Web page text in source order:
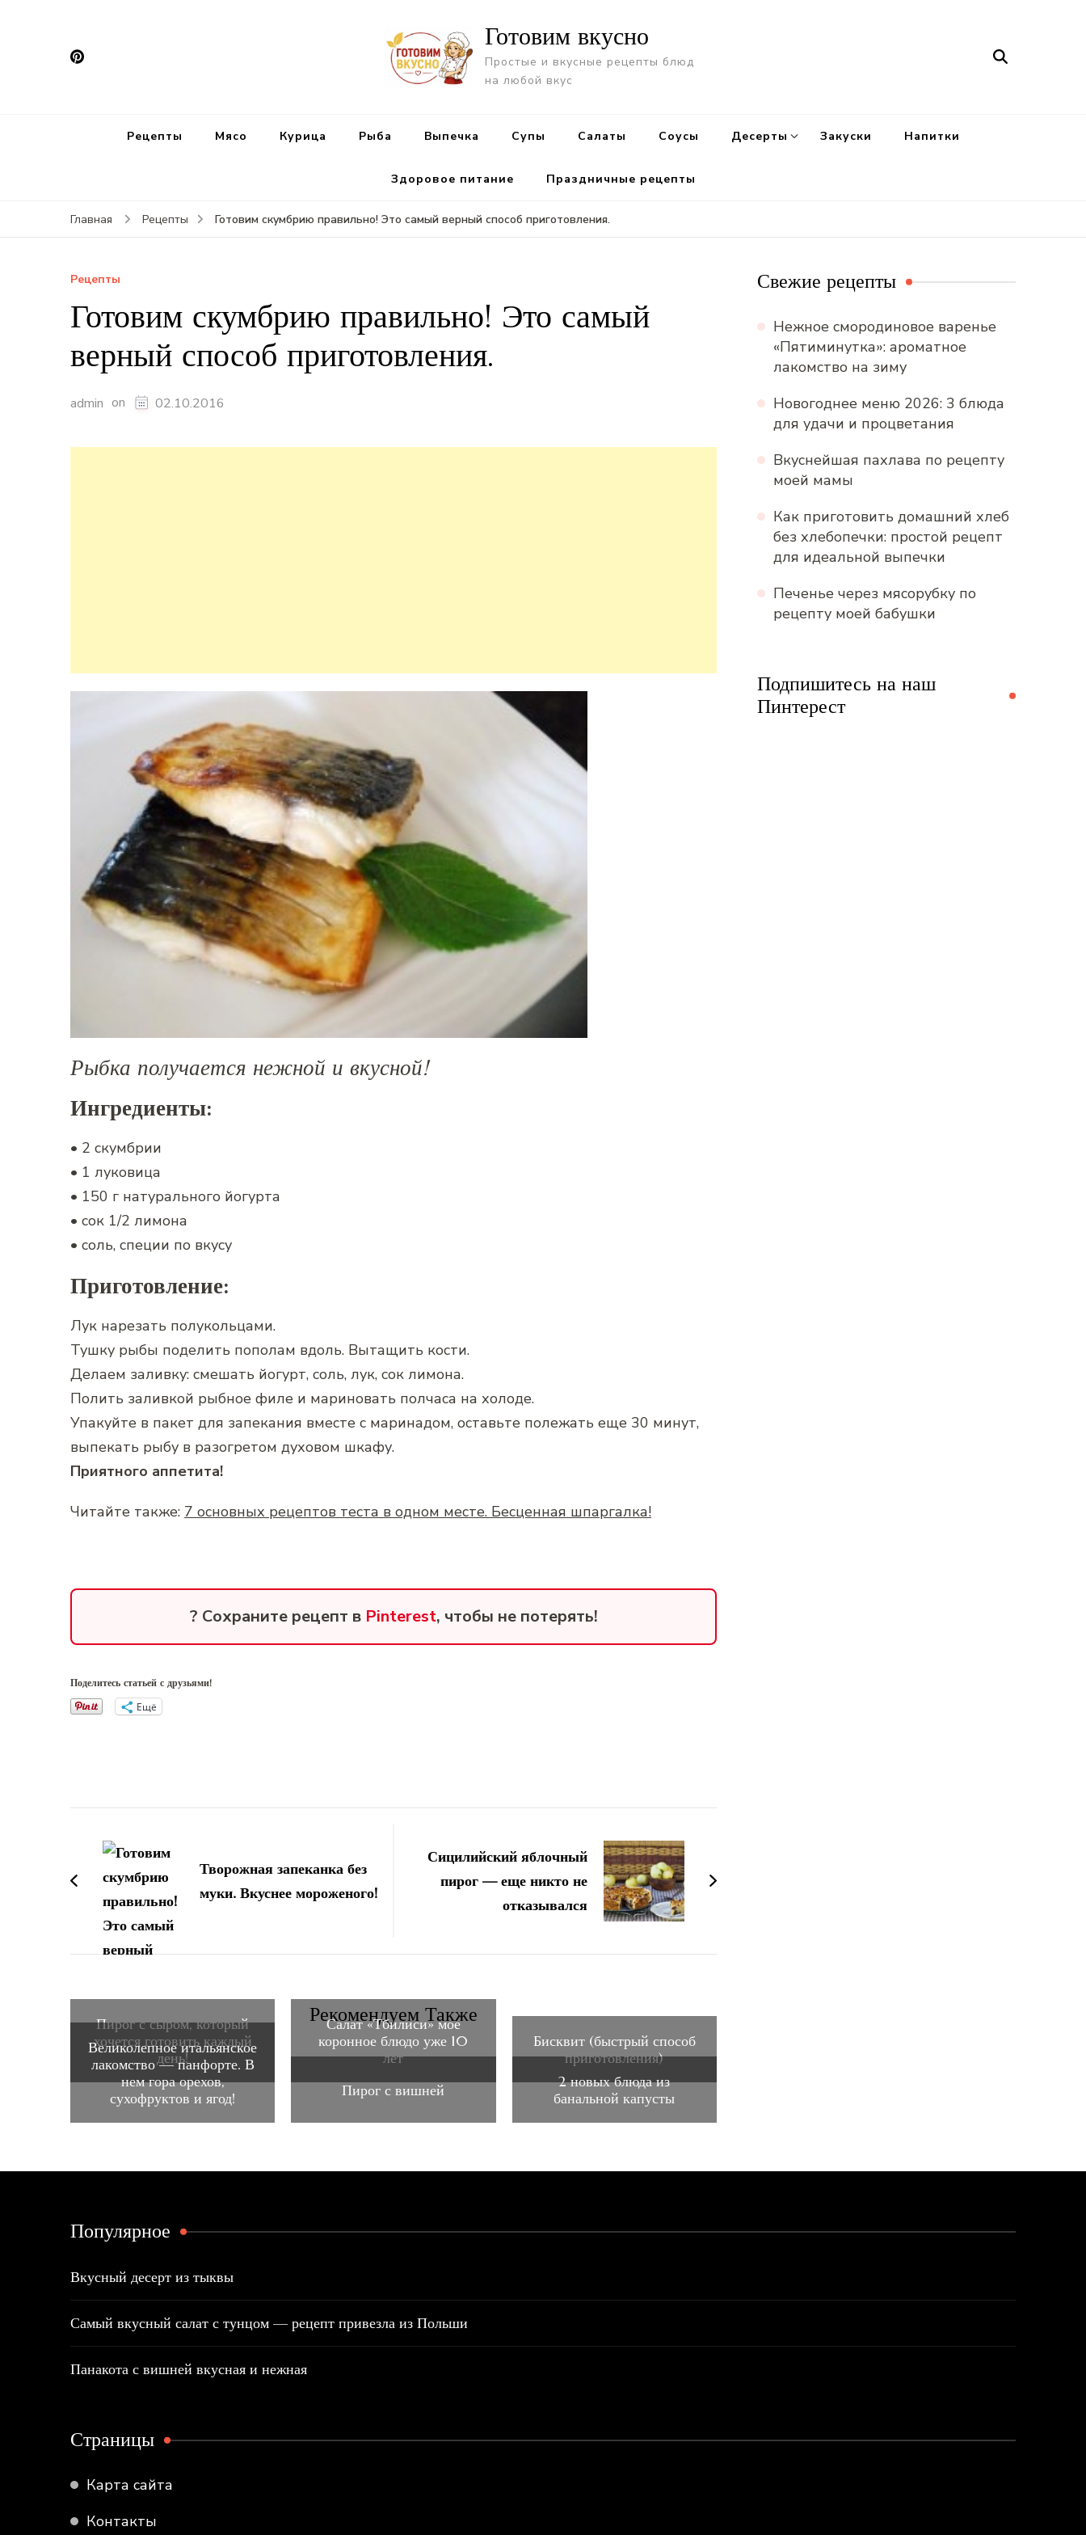
Готовим вкусно
Простые и вкусные рецепты блюд
на любой вкус
Рецепты Мясо Курица Рыба Выпечка Супы Салаты Cоусы Десерты Закуски Напитки
Здоровое питание Праздничные рецепты
Главная Рецепты Готовим скумбрию правильно! Это самый верный способ приготовления.
Рецепты
Готовим скумбрию правильно! Это самый
верный способ приготовления.
admin on 02.10.2016
Рыбка получается нежной и вкусной!
Ингредиенты:
• 2 скумбрии
• 1 луковица
• 150 г натурального йогурта
• сок 1/2 лимона
• соль, специи по вкусу
Приготовление:
Лук нарезать полукольцами.
Тушку рыбы поделить пополам вдоль. Вытащить кости.
Делаем заливку: смешать йогурт, соль, лук, сок лимона.
Полить заливкой рыбное филе и мариновать полчаса на холоде.
Упакуйте в пакет для запекания вместе с маринадом, оставьте полежать еще 30 минут,
выпекать рыбу в разогретом духовом шкафу.
Приятного аппетита!
Читайте также: 7 основных рецептов теста в одном месте. Бесценная шпаргалка!
? Сохраните рецепт в Pinterest, чтобы не потерять!
Поделитесь статьей с друзьями!
Ещё
записям
Творожная запеканка без
муки. Вкуснее мороженого!
Сицилийский яблочный
пирог — еще никто не
отказывался
Рекомендуем Также
Пирог с сыром, который
хочется готовить каждый
день!
Салат «Тбилиси» мое
коронное блюдо уже 10
лет
Бисквит (быстрый способ
приготовления)
Великолепное итальянское
лакомство — панфорте. В
нем гора орехов,
сухофруктов и ягод!
Пирог с вишней
2 новых блюда из
банальной капусты
Свежие рецепты
Нежное смородиновое варенье
«Пятиминутка»: ароматное
лакомство на зиму
Новогоднее меню 2026: 3 блюда
для удачи и процветания
Вкуснейшая пахлава по рецепту
моей мамы
Как приготовить домашний хлеб
без хлебопечки: простой рецепт
для идеальной выпечки
Печенье через мясорубку по
рецепту моей бабушки
Подпишитесь на наш
Пинтерест
Популярное
Вкусный десерт из тыквы
Самый вкусный салат с тунцом — рецепт привезла из Польши
Панакота с вишней вкусная и нежная
Страницы
Карта сайта
Контакты